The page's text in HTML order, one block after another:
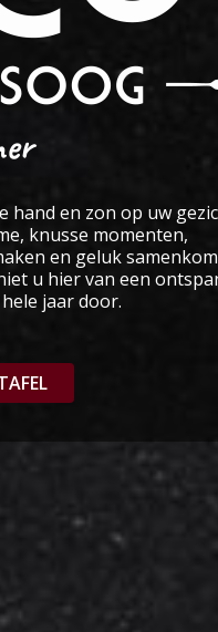
hand en zon op uw
knusse momenten,
en geluk
u hier van een
jaar door.